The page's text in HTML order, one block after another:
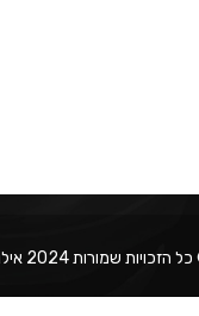
שמורות 2024 אילנה תמונות - נא לא להעתיק תמונות או תוכן ללא אישור.